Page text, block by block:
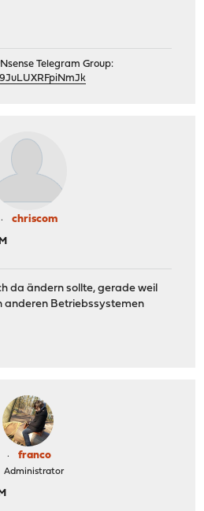
Telegram Group:
chriscom
da ändern sollte, gerade weil
anderen Betriebssystemen
franco
Administrator